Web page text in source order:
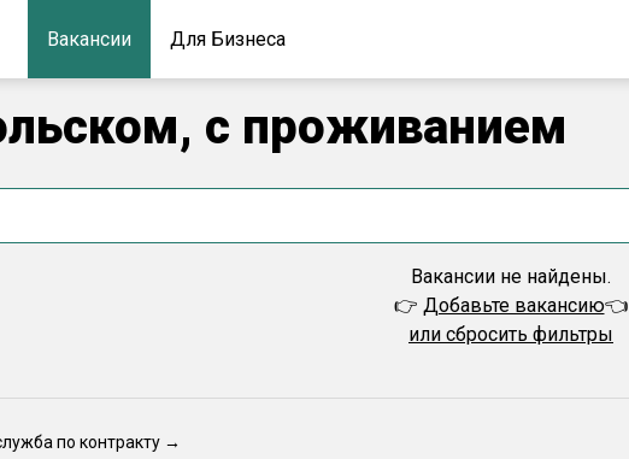
Вакансии Для Бизнеса
с проживанием
Вакансии не найдены.
👉 Добавьте вакансию👈
или сбросить фильтры
по контракту →